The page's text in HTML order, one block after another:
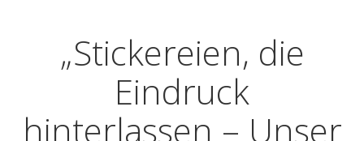
„Stickereien, die
Eindruck
hinterlassen – Unser